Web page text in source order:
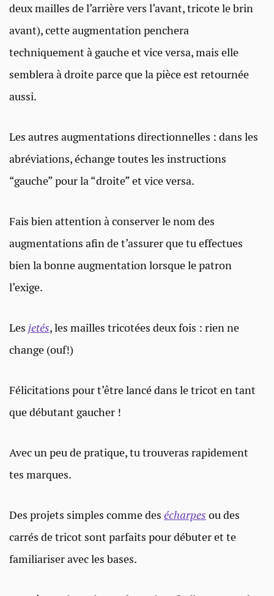
deux mailles de l’arrière vers l’avant, tricote le brin
avant), cette augmentation penchera
techniquement à gauche et vice versa, mais elle
semblera à droite parce que la pièce est retournée
aussi.
Les autres augmentations directionnelles : dans les
abréviations, échange toutes les instructions
“gauche” pour la “droite” et vice versa.
Fais bien attention à conserver le nom des
augmentations afin de t’assurer que tu effectues
bien la bonne augmentation lorsque le patron
l’exige.
Les jetés, les mailles tricotées deux fois : rien ne
change (ouf!)
Félicitations pour t’être lancé dans le tricot en tant
que débutant gaucher !
Avec un peu de pratique, tu trouveras rapidement
tes marques.
Des projets simples comme des écharpes ou des
carrés de tricot sont parfaits pour débuter et te
familiariser avec les bases.